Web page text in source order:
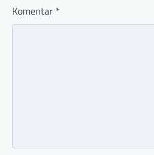
Komentar *